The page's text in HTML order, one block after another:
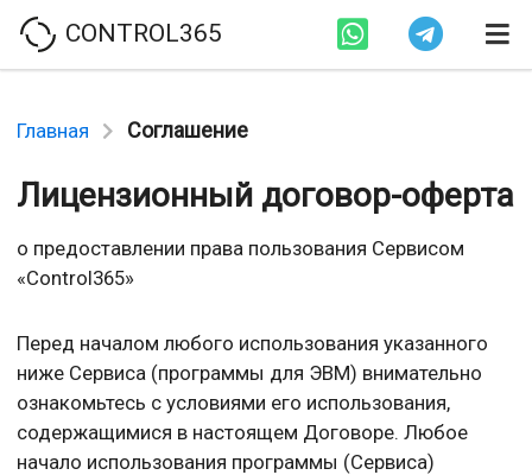
CONTROL365
Главная Соглашение
Лицензионный договор-оферта
о предоставлении права пользования Сервисом
«Control365»
Перед началом любого использования указанного
ниже Сервиса (программы для ЭВМ) внимательно
ознакомьтесь с условиями его использования,
содержащимися в настоящем Договоре. Любое
начало использования программы (Сервиса)